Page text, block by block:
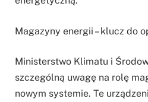
Magazyny energii – klucz do
Ministerstwo Klimatu i
szczególną uwagę na rolę
nowym systemie. Te